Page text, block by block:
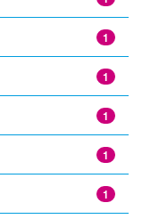
1
1
1
1
1